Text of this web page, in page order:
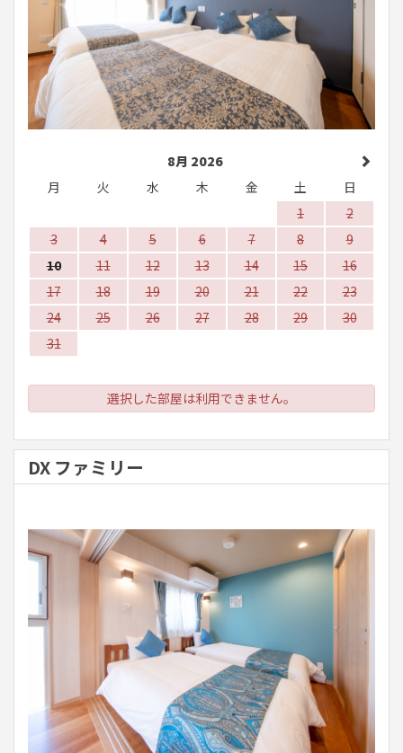
8月 2026
月
火 水 木 金 土
日
1
2
3
4 5 6 7 8
9
10
11 12 13 14 15
16
17
18 19 20 21 22
23
24
25 26 27 28 29
30
31
選択した部屋は利用できません。
DX ファミリー